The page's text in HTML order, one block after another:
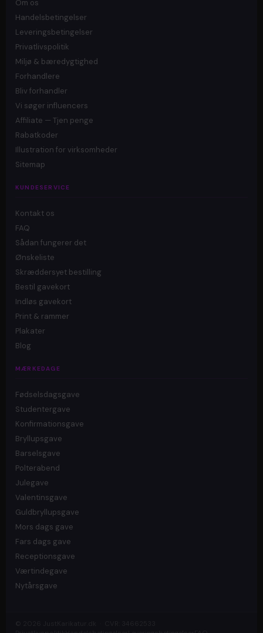
Om os
Handelsbetingelser
Leveringsbetingelser
Privatlivspolitik
Miljø & bæredygtighed
Forhandlere
Bliv forhandler
Vi søger influencers
Affiliate — Tjen penge
Rabatkoder
Illustration for virksomheder
Sitemap
KUNDESERVICE
Kontakt os
FAQ
Sådan fungerer det
Ønskeliste
Skræddersyet bestilling
Bestil gavekort
Indløs gavekort
Print & rammer
Plakater
Blog
MÆRKEDAGE
Fødselsdagsgave
Studentergave
Konfirmationsgave
Bryllupsgave
Barselsgave
Polterabend
Julegave
Valentinsgave
Guldbryllupsgave
Mors dags gave
Fars dags gave
Receptionsgave
Værtindegave
Nytårsgave